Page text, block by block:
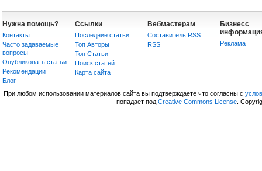
Нужна помощь?
Контакты
Часто задаваемые
вопросы
Опубликовать статьи
Рекомендации
Блог
Ссылки
Последние статьи
Топ Авторы
Топ Статьи
Поиск статей
Карта сайта
Вебмастерам
Составитель RSS
RSS
Бизнесс
Реклама
При любом использовании материалов сайта вы подтверждаете что согласны с
попадает под Creative Commons License.